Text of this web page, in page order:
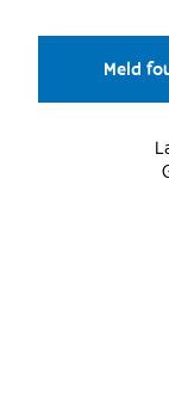
Meld